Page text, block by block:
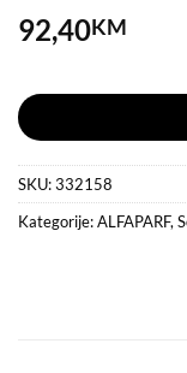
92,40KM
SKU:332158
Kategorije:ALFAPARF,